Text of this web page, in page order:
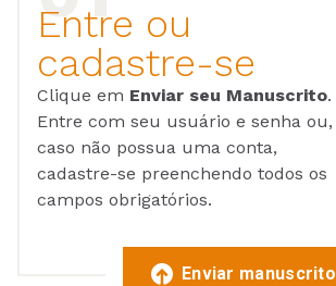
Entre ou
cadastre-se
Clique em Enviar seu Manuscrito.
Entre com seu usuário e senha ou,
caso não possua uma conta,
cadastre-se preenchendo todos os
campos obrigatórios.
Enviar manuscrito